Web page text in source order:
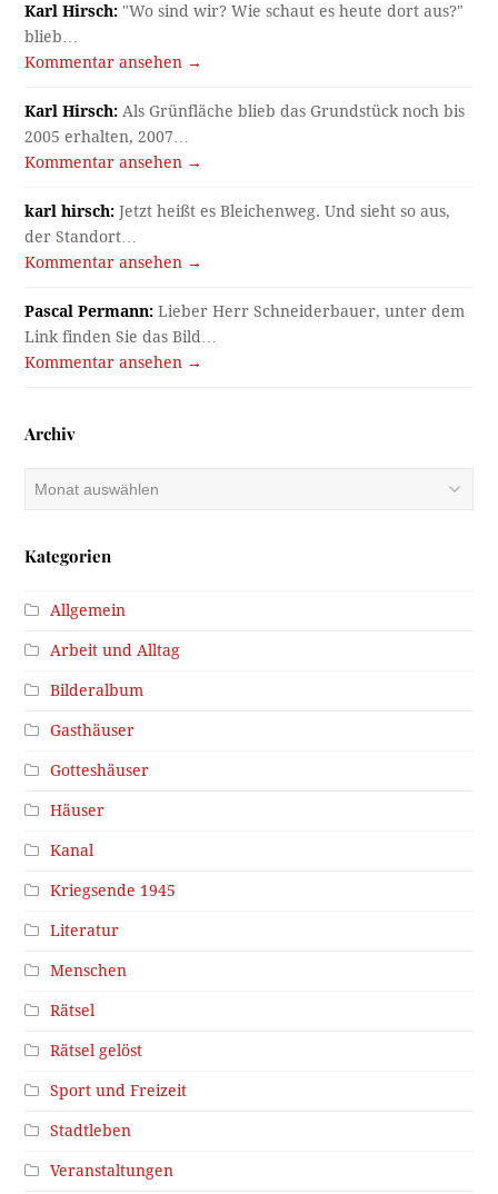
Karl Hirsch: "Wo sind wir? Wie schaut es heute dort aus?"
blieb…
Kommentar ansehen →
Karl Hirsch: Als Grünfläche blieb das Grundstück noch bis
2005 erhalten, 2007…
Kommentar ansehen →
karl hirsch: Jetzt heißt es Bleichenweg. Und sieht so aus,
der Standort…
Kommentar ansehen →
Pascal Permann: Lieber Herr Schneiderbauer, unter dem
Link finden Sie das Bild…
Kommentar ansehen →
Archiv
Kategorien
Allgemein
Arbeit und Alltag
Bilderalbum
Gasthäuser
Gotteshäuser
Häuser
Kanal
Kriegsende 1945
Literatur
Menschen
Rätsel
Rätsel gelöst
Sport und Freizeit
Stadtleben
Veranstaltungen